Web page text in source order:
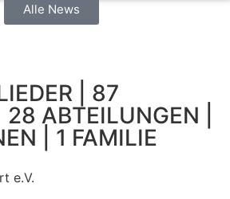
Alle News
| 87
ABTEILUNGEN |
| 1 FAMILIE
e.V.